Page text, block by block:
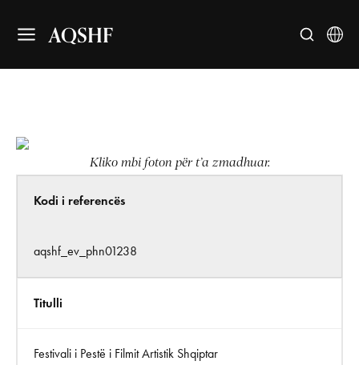
AQSHF
Kliko mbi foton për t’a zmadhuar.
Kodi i referencës
aqshf_ev_phn01238
Titulli
Festivali i Pestë i Filmit Artistik Shqiptar